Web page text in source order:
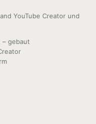
YouTube Creator und
– gebaut